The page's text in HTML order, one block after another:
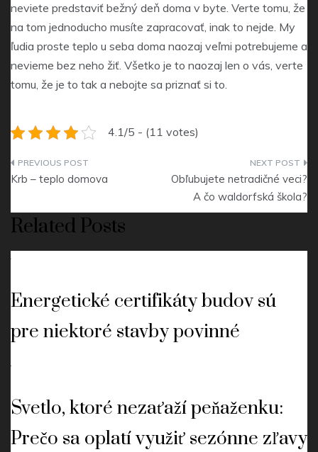
neviete predstaviť bežný deň doma v byte. Verte tomu, že
na tom jednoducho musíte zapracovať, inak to nejde. My
ľudia proste teplo u seba doma naozaj veľmi potrebujeme a
nevieme bez neho žiť. Všetko je to naozaj len o vás, verte
tomu, že je to tak a nebojte sa priznať si to.
4.1/5 - (11 votes)
Navigace
příspěvek
Krb – teplo domova
Obľubujete netradičné veci?
A čo waldorfská škola?
Related Posts
Energetické certifikáty budov sú
pre niektoré stavby povinné
Svetlo, ktoré nezaťaží peňaženku:
Prečo sa oplatí využiť sezónne zľavy